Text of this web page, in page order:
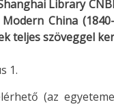
Library
China
teljes szöveggel
1.
(az